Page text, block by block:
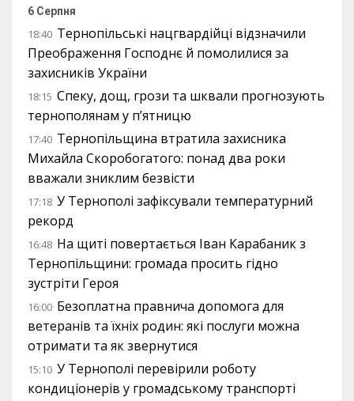
6 Серпня
18:40 Тернопільські нацгвардійці відзначили
Преображення Господнє й помолилися за
захисників України
18:15 Спеку, дощ, грози та шквали прогнозують
тернополянам у п’ятницю
17:40 Тернопільщина втратила захисника
Михайла Скоробогатого: понад два роки
вважали зниклим безвісти
17:18 У Тернополі зафіксували температурний
рекорд
16:48 На щиті повертається Іван Карабаник з
Тернопільщини: громада просить гідно
зустріти Героя
16:00 Безоплатна правнича допомога для
ветеранів та їхніх родин: які послуги можна
отримати та як звернутися
15:10 У Тернополі перевірили роботу
кондиціонерів у громадському транспорті